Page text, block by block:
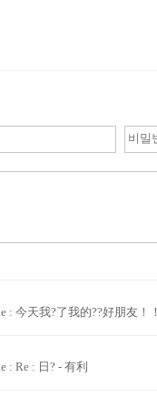
: 今天我?了我的??好朋友！！
: Re : 日? - 有利